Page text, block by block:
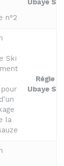
n°2
Ubaye Ski
Ski
la
Régie
Ubaye Ski